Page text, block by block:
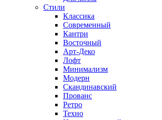
Стили
Классика
Современный
Кантри
Восточный
Арт-Деко
Лофт
Минимализм
Модерн
Скандинавский
Прованс
Ретро
Техно